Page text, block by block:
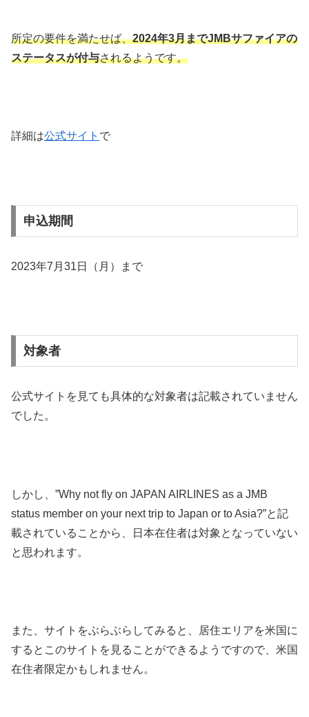
所定の要件を満たせば、2024年3月までJMBサファイアの
ステータスが付与されるようです。
詳細は公式サイト で
申込期間
2023年7月31日（月）まで
対象者
公式サイトを見ても具体的な対象者は記載されていません
でした。
しかし、”Why not fly on JAPAN AIRLINES as a JMB
status member on your next trip to Japan or to Asia?”と記
載されていることから、日本在住者は対象となっていない
と思われます。
また、サイトをぶらぶらしてみると、居住エリアを米国に
するとこのサイトを見ることができるようですので、米国
在住者限定かもしれません。